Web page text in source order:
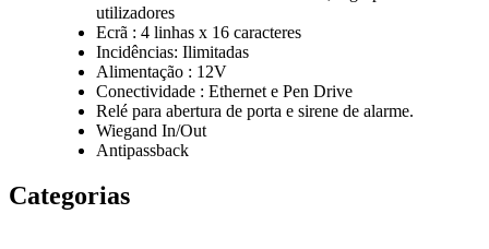
utilizadores
Ecrã : 4 linhas x 16 caracteres
Incidências: Ilimitadas
Alimentação : 12V
Conectividade : Ethernet e Pen Drive
Relé para abertura de porta e sirene de alarme.
Wiegand In/Out
Antipassback
Categorias